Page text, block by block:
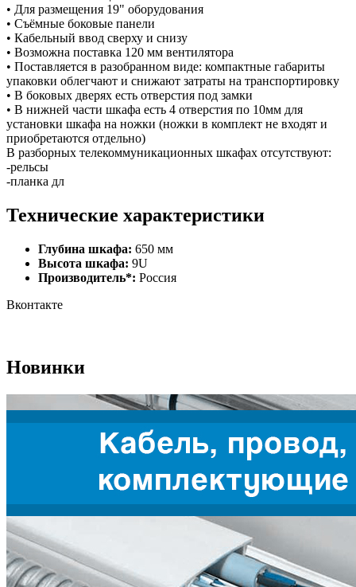
• Для размещения 19" оборудования
• Съёмные боковые панели
• Кабельный ввод сверху и снизу
• Возможна поставка 120 мм вентилятора
• Поставляется в разобранном виде: компактные габариты
упаковки облегчают и снижают затраты на транспортировку
• В боковых дверях есть отверстия под замки
• В нижней части шкафа есть 4 отверстия по 10мм для
установки шкафа на ножки (ножки в комплект не входят и
приобретаются отдельно)
В разборных телекоммуникационных шкафах отсутствуют:
-рельсы
-планка дл
Технические характеристики
Глубина шкафа: 650 мм
Высота шкафа: 9U
Производитель*: Россия
Вконтакте
Новинки